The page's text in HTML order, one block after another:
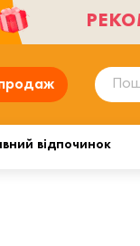
відпочинок